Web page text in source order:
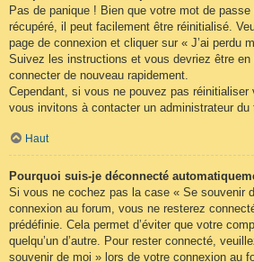
Pas de panique ! Bien que votre mot de
récupéré, il peut facilement être réinitialisé.
page de connexion et cliquer sur « J’ai perdu
Suivez les instructions et vous devriez être en
connecter de nouveau rapidement.
Cependant, si vous ne pouvez pas
vous invitons à contacter un administrateur du
Haut
Pourquoi suis-je déconnecté
Si vous ne cochez pas la case « Se souvenir
connexion au forum, vous ne resterez
prédéfinie. Cela permet d’éviter que votre
quelqu’un d’autre. Pour rester connecté,
souvenir de moi » lors de votre connexion au